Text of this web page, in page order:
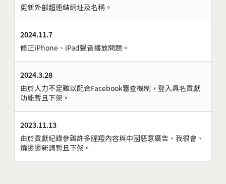
更新外部超連結網址及名稱。
2024.11.7
修正iPhone、iPad聲音播放問題。
2024.3.28
由於人力不足難以配合Facebook審查機制，登入具名貢獻
功能暫且下架。
2023.11.13
由於貢獻紀錄參雜許多腥羶內容與中國惡意廣告，我很會、
燒燙燙新詞暫且下架。